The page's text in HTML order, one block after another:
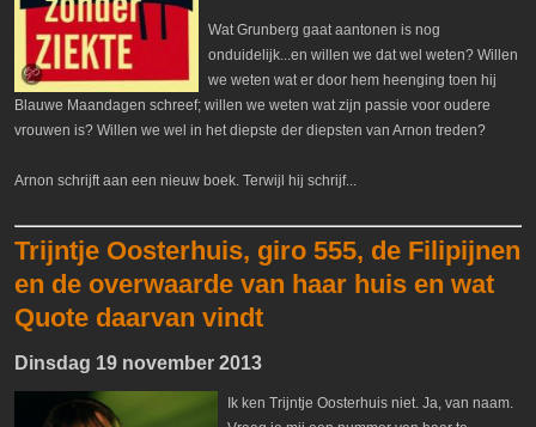
Wat Grunberg gaat aantonen is nog
onduidelijk...en willen we dat wel weten? Willen
we weten wat er door hem heenging toen hij
Blauwe Maandagen schreef; willen we weten wat zijn passie voor oudere
vrouwen is? Willen we wel in het diepste der diepsten van Arnon treden?
Arnon schrijft aan een nieuw boek. Terwijl hij schrijf...
Trijntje Oosterhuis, giro 555, de Filipijnen
en de overwaarde van haar huis en wat
Quote daarvan vindt
Dinsdag 19 november 2013
Ik ken Trijntje Oosterhuis niet. Ja, van naam.